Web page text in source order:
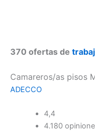
370 ofertas de
Camareros/as pisos
ADECCO
4,4
4.180